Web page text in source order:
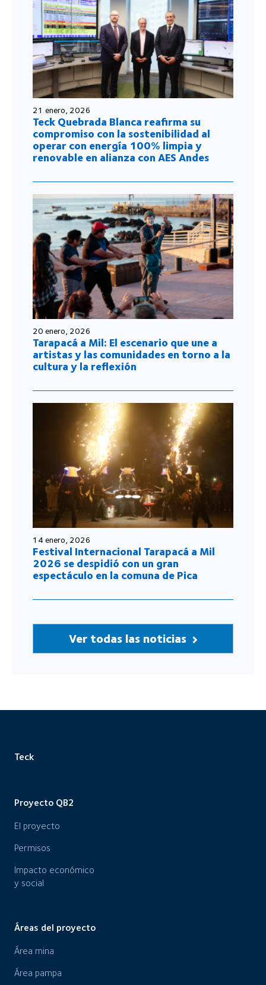
21 enero, 2026
Teck Quebrada Blanca reafirma su
compromiso con la sostenibilidad al
operar con energía 100% limpia y
renovable en alianza con AES Andes
20 enero, 2026
Tarapacá a Mil: El escenario que une a
artistas y las comunidades en torno a la
cultura y la reflexión
14 enero, 2026
Festival Internacional Tarapacá a Mil
2026 se despidió con un gran
espectáculo en la comuna de Pica
Ver todas las noticias
Teck
Proyecto QB2
El proyecto
Permisos
Impacto económico
y social
Áreas del proyecto
Área mina
Área pampa